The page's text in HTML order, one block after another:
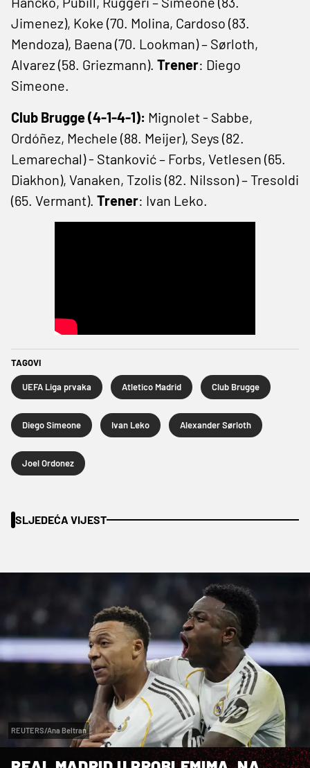
Jimenez), Koke (70. Molina, Cardoso (83.
Mendoza), Baena (70. Lookman) – Sørloth,
Alvarez (58. Griezmann). Trener: Diego
Simeone.
Club Brugge (4-1-4-1): Mignolet - Sabbe,
Ordóñez, Mechele (88. Meijer), Seys (82.
Lemarechal) - Stanković – Forbs, Vetlesen (65.
Diakhon), Vanaken, Tzolis (82. Nilsson) – Tresoldi
(65. Vermant). Trener: Ivan Leko.
TAGOVI
UEFA Liga prvaka Atletico Madrid Club Brugge
Diego Simeone Ivan Leko Alexander Sørloth
Joel Ordonez
SLJEDEĆA VIJEST
REUTERS/Ana Beltran